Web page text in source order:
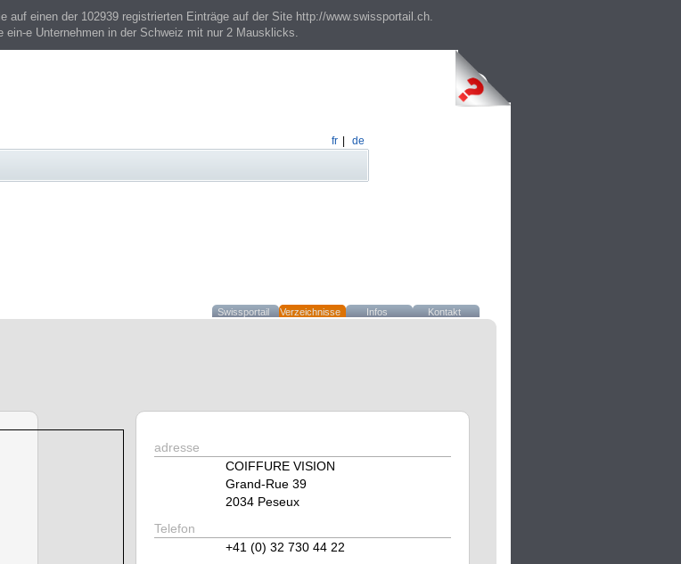
auf einen der 102939 registrierten Einträge auf der Site http://www.swissportail.ch.
ein-e Unternehmen in der Schweiz mit nur 2 Mausklicks.
fr de
Swissportail Verzeichnisse Infos Kontakt
adresse
COIFFURE VISION
Grand-Rue 39
2034 Peseux
Telefon
+41 (0) 32 730 44 22